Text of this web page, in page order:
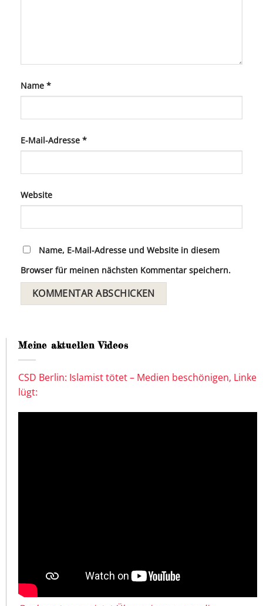
Name *
E-Mail-Adresse *
Website
Name, E-Mail-Adresse und Website in diesem
Browser für meinen nächsten Kommentar speichern.
Meine aktuellen Videos
CSD Berlin: Islamist tötet – Medien beschönigen, Linke
lügt: